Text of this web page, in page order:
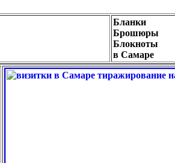
Бланки
Брошюры
Блокноты
в Самаре